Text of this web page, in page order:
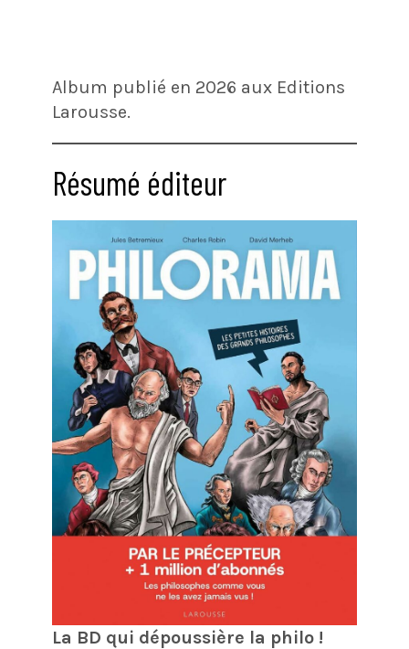
Album publié en 2026 aux Editions
Larousse.
Résumé éditeur
La BD qui dépoussière la philo !